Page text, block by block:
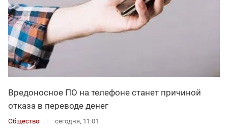
Вредоносное ПО на телефоне станет причиной
отказа в переводе денег
Общество сегодня, 11:01